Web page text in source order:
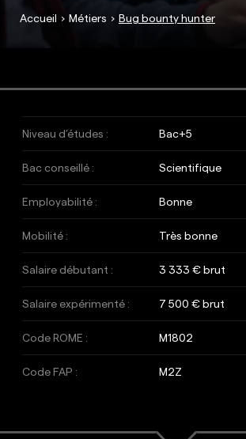
Accueil Métiers Bug bounty hunter
Niveau d’études : Bac+5
Bac conseillé : Scientifique
Employabilité : Bonne
Mobilité : Très bonne
Salaire débutant : 3 333 € brut
Salaire expérimenté : 7 500 € brut
Code ROME : M1802
Code FAP : M2Z